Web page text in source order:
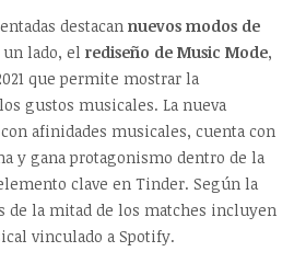
destacannuevos modos de
un lado, elrediseño de Music Mode,
que permite mostrar la
gustos musicales. La nueva
afinidades musicales, cuenta con
y gana protagonismo dentro de la
clave en Tinder. Según la
de la mitad de los matches incluyen
vinculado a Spotify.